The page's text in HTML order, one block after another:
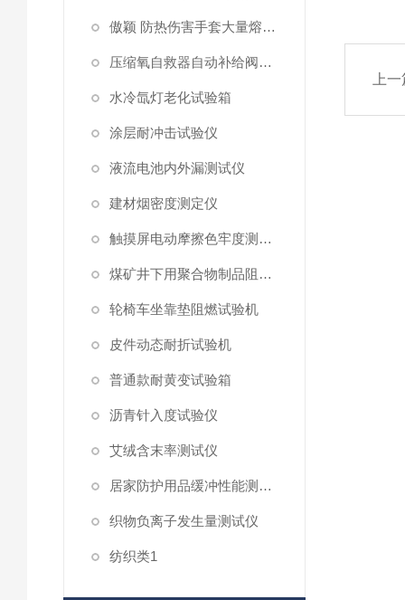
傲颖 防热伤害手套大量熔融金属泼溅测试仪
压缩氧自救器自动补给阀门和安全阀开启压力
水冷氙灯老化试验箱
涂层耐冲击试验仪
液流电池内外漏测试仪
建材烟密度测定仪
触摸屏电动摩擦色牢度测试仪
煤矿井下用聚合物制品阻燃性测试仪
轮椅车坐靠垫阻燃试验机
皮件动态耐折试验机
普通款耐黄变试验箱
沥青针入度试验仪
艾绒含末率测试仪
居家防护用品缓冲性能测试仪
织物负离子发生量测试仪
纺织类1
上